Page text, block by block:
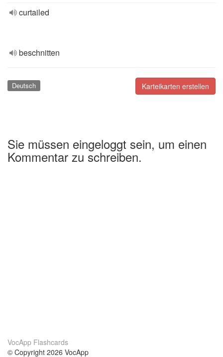
curtailed
beschnitten
Karteikarten erstellen
Deutsch
Sie müssen eingeloggt sein, um einen
Kommentar zu schreiben.
VocApp Flashcards
© Copyright 2026 VocApp